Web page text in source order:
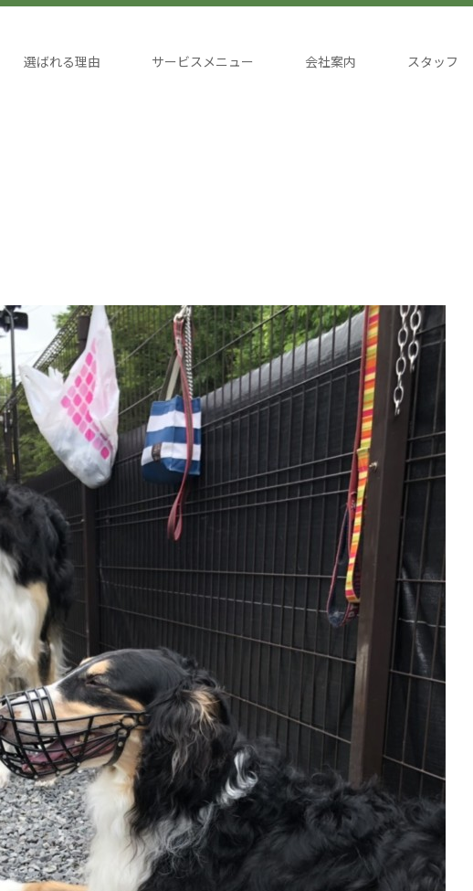
選ばれる理由 サービスメニュー 会社案内 スタッフ